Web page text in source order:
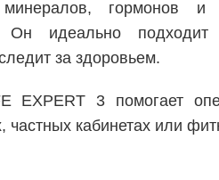
гормонов и
идеально подходит
за здоровьем.
EXPERT 3 помогает
кабинетах или